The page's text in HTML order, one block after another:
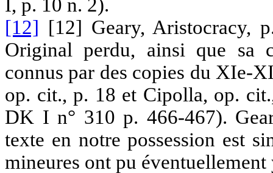
I, p. 10 n. 2).
[12] [12] Geary, Aristocracy,
Original perdu, ainsi que sa
connus par des copies du XIe-
op. cit., p. 18 et Cipolla, op.
DK I n° 310 p. 466-467).
texte en notre possession est
mineures ont pu